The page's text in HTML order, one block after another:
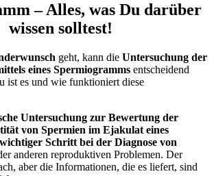
–Alles, was Du darüber
wissen solltest!
geht, kann die Untersuchung der
eines Spermiogramms entscheidend
ist es und wie funktioniert diese
Untersuchung zur Bewertung der
von Spermien im Ejakulat eines
wichtiger Schritt bei der Diagnose von
anderen reproduktiven Problemen. Der
aber die Informationen, die es liefert, sind